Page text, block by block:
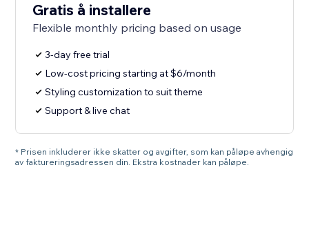
Gratis å installere
Flexible monthly pricing based on usage
3-day free trial
Low-cost pricing starting at $6/month
Styling customization to suit theme
Support & live chat
* Prisen inkluderer ikke skatter og avgifter, som kan påløpe avhengig
av faktureringsadressen din. Ekstra kostnader kan påløpe.